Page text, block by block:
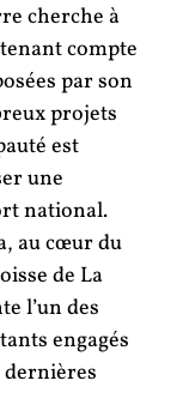
cherche à
compte
par son
projets
est
une
national.
au cœur du
de La
l’un des
engagés